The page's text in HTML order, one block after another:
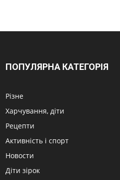
ПОПУЛЯРНА КАТЕГОРІЯ
Різне
Харчування, діти
Рецепти
Активність і спорт
Новости
Діти зірок